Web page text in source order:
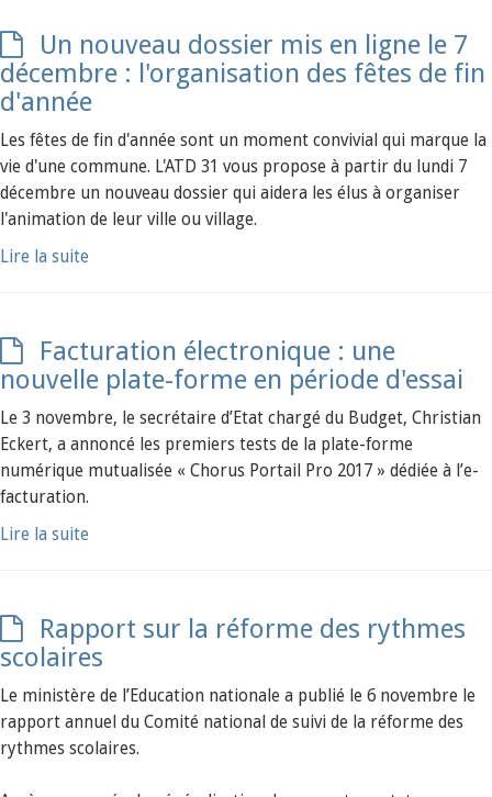
Un nouveau dossier mis en ligne le 7
décembre : l'organisation des fêtes de fin
d'année
Les fêtes de fin d'année sont un moment convivial qui marque la
vie d'une commune. L'ATD 31 vous propose à partir du lundi 7
décembre un nouveau dossier qui aidera les élus à organiser
l'animation de leur ville ou village.
Lire la suite
Facturation électronique : une
nouvelle plate-forme en période d'essai
Le 3 novembre, le secrétaire d’Etat chargé du Budget, Christian
Eckert, a annoncé les premiers tests de la plate-forme
numérique mutualisée « Chorus Portail Pro 2017 » dédiée à l’e-
facturation.
Lire la suite
Rapport sur la réforme des rythmes
scolaires
Le ministère de l’Education nationale a publié le 6 novembre le
rapport annuel du Comité national de suivi de la réforme des
rythmes scolaires.